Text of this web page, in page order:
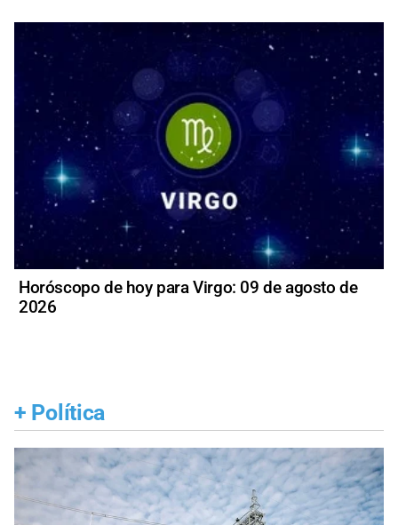
Horóscopo de hoy para Virgo: 09 de agosto de
2026
+ Política